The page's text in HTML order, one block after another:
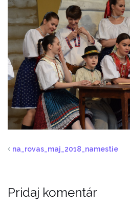
na_rovas_maj_2018_namestie
Pridaj komentár